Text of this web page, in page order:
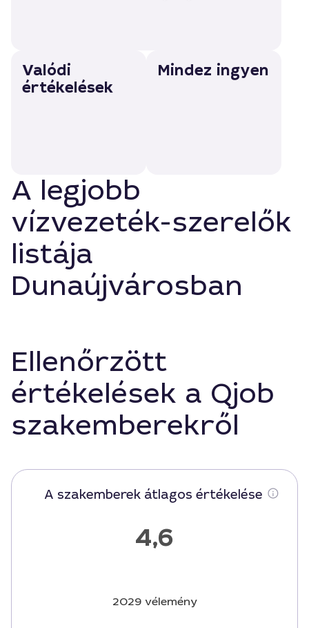
Valódi
értékelések
Mindez ingyen
A legjobb
vízvezeték-szerelők
listája
Dunaújvárosban
Ellenőrzött
értékelések a Qjob
szakemberekről
A szakemberek átlagos értékelése
4,6
2029 vélemény